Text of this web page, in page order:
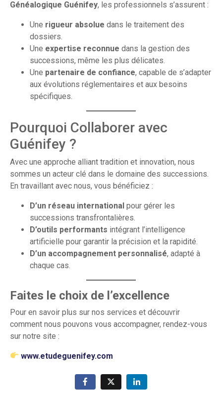
Généalogique Guénifey, les professionnels s’assurent :
Une rigueur absolue dans le traitement des
dossiers.
Une expertise reconnue dans la gestion des
successions, même les plus délicates.
Une partenaire de confiance, capable de s’adapter
aux évolutions réglementaires et aux besoins
spécifiques.
Pourquoi Collaborer avec
Guénifey ?
Avec une approche alliant tradition et innovation, nous
sommes un acteur clé dans le domaine des successions.
En travaillant avec nous, vous bénéficiez :
D’un réseau international pour gérer les
successions transfrontalières.
D’outils performants intégrant l’intelligence
artificielle pour garantir la précision et la rapidité.
D’un accompagnement personnalisé, adapté à
chaque cas.
Faites le choix de l’excellence
Pour en savoir plus sur nos services et découvrir
comment nous pouvons vous accompagner, rendez-vous
sur notre site :
www.etudeguenifey.com